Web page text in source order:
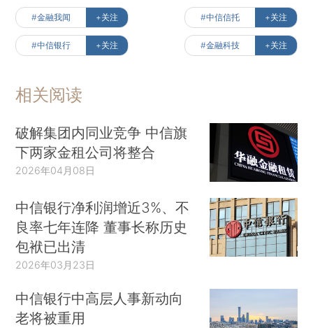
#金融我闻 +关注 #中信信托 +关注
#中信银行 +关注 #金融科技 +关注
相关阅读
破解集团内同业竞争 中信旗
下两家金租公司将整合
2026年04月08日
中信银行净利润增近3%、不
良率七年连降 董事长称历史
包袱已出清
2026年03月23日
中信银行中高层人事新动向
老将被重用